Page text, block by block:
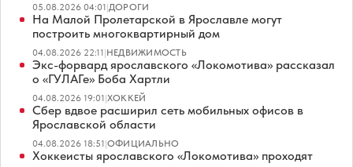
05.08.2026 04:01|ДОРОГИ
На Малой Пролетарской в Ярославле могут
построить многоквартирный дом
04.08.2026 22:11|НЕДВИЖИМОСТЬ
Экс-форвард ярославского «Локомотива» рассказал
о «ГУЛАГе» Боба Хартли
04.08.2026 19:01|ХОККЕЙ
Сбер вдвое расширил сеть мобильных офисов в
Ярославской области
04.08.2026 18:51|ОФИЦИАЛЬНО
Хоккеисты ярославского «Локомотива» проходят